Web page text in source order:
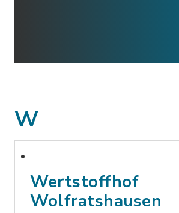
W
Wertstoffhof
Wolfratshausen